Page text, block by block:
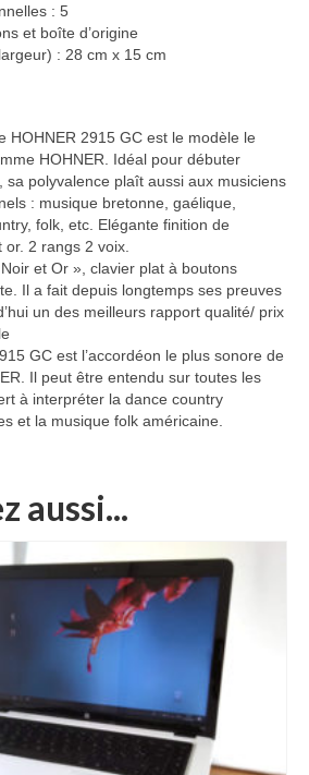
: 5
et boîte d’origine
: 28 cm x 15 cm
HOHNER 2915 GC est le modèle le
HOHNER. Idéal pour débuter
sa polyvalence plaît aussi aux musiciens
: musique bretonne, gaélique,
folk, etc. Elégante finition de
2 rangs 2 voix.
et Or », clavier plat à boutons
Il a fait depuis longtemps ses preuves
un des meilleurs rapport qualité/ prix
GC est l’accordéon le plus sonore de
Il peut être entendu sur toutes les
à interpréter la dance country
et la musique folk américaine.
aussi...